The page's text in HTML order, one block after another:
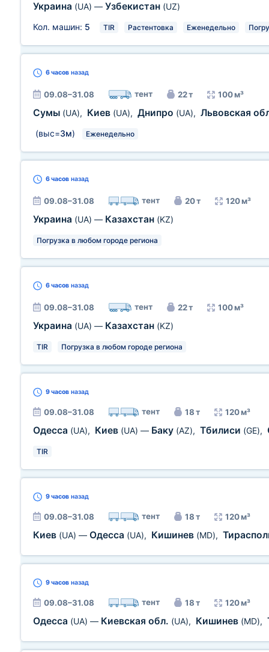
Украина (UA) — Узбекистан (UZ)
Кол. машин: 5 TIR Растентовка Еженедельно
6 часов назад
09.08–31.08 тент 22 т 100 м³
Сумы (UA), Киев (UA), Днипро (UA), Львовская
(выс=3м) Еженедельно
6 часов назад
09.08–31.08 тент 20 т 120 м³
Украина (UA) — Казахстан (KZ)
Погрузка в любом городе региона
6 часов назад
09.08–31.08 тент 22 т 100 м³
Украина (UA) — Казахстан (KZ)
TIR Погрузка в любом городе региона
9 часов назад
09.08–31.08 тент 18 т 120 м³
Одесса (UA), Киев (UA) — Баку (AZ), Тбилиси (GE),
TIR
9 часов назад
09.08–31.08 тент 18 т 120 м³
Киев (UA) — Одесса (UA), Кишинев (MD),
9 часов назад
09.08–31.08 тент 18 т 120 м³
Одесса (UA) — Киевская обл. (UA), Кишинев (MD),